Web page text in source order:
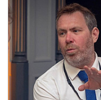
Vidéos
du
groupe
Blogs
Inscription